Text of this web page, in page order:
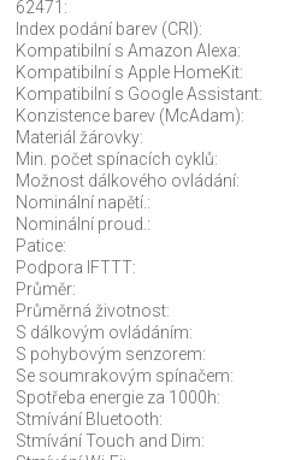
62471:
Index podání barev (CRI):
Kompatibilní s Amazon Alexa:
Kompatibilní s Apple HomeKit:
Kompatibilní s Google Assistant:
Konzistence barev (McAdam):
Materiál žárovky:
Min. počet spínacích cyklů:
Možnost dálkového ovládání:
Nominální napětí.:
Nominální proud.:
Patice:
Podpora IFTTT:
Průměr:
Průměrná životnost:
S dálkovým ovládáním:
S pohybovým senzorem:
Se soumrakovým spínačem:
Spotřeba energie za 1000h:
Stmívání Bluetooth:
Stmívání Touch and Dim: